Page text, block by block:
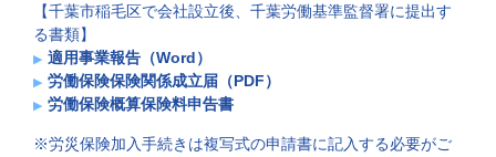
【千葉市稲毛区で会社設立後、千葉労働基準監督署に提出す
る書類】
適用事業報告（Word）
労働保険保険関係成立届（PDF）
労働保険概算保険料申告書
※労災保険加入手続きは複写式の申請書に記入する必要がご